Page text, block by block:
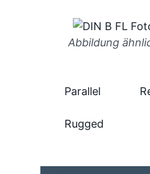
Abbildung
Parallel
Rugged